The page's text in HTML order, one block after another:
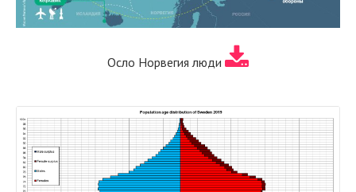
Осло Норвегия люди